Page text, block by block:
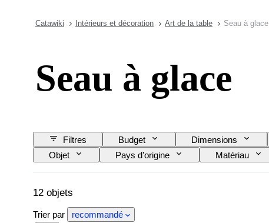
Catawiki Intérieurs et décoration Art de la table Seau à glace
Seau à glace
Filtres Budget Dimensions
Objet
Pays d’origine Matériau
12 objets
Trier par recommandé